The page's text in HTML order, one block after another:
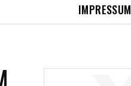
IMPRESSUM